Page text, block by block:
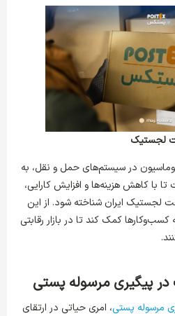
لجستیک
در سیستم‌های حمل و نقل، به
با کاهش هزینه‌ها و افزایش کارایی،
لجستیک ایران شناخته شود. از این
کمک کند تا در بازار رقابتی
پیگیری مرسوله پستی
مرسوله پستی، امری حیاتی در ارتقای